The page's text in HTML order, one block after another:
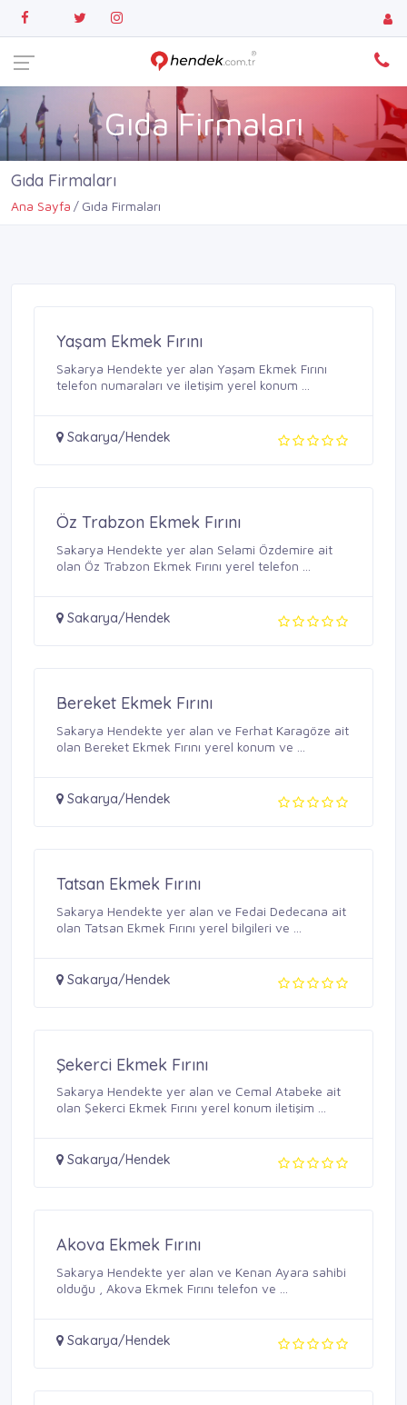
Gıda Firmaları
Gıda Firmaları
Ana Sayfa Gıda Firmaları
Yaşam Ekmek Fırını
Sakarya Hendekte yer alan Yaşam Ekmek Fırını
telefon numaraları ve iletişim yerel konum ...
Sakarya/Hendek
Öz Trabzon Ekmek Fırını
Sakarya Hendekte yer alan Selami Özdemire ait
olan Öz Trabzon Ekmek Fırını yerel telefon ...
Sakarya/Hendek
Bereket Ekmek Fırını
Sakarya Hendekte yer alan ve Ferhat Karagöze ait
olan Bereket Ekmek Fırını yerel konum ve ...
Sakarya/Hendek
Tatsan Ekmek Fırını
Sakarya Hendekte yer alan ve Fedai Dedecana ait
olan Tatsan Ekmek Fırını yerel bilgileri ve ...
Sakarya/Hendek
Şekerci Ekmek Fırını
Sakarya Hendekte yer alan ve Cemal Atabeke ait
olan Şekerci Ekmek Fırını yerel konum iletişim ...
Sakarya/Hendek
Akova Ekmek Fırını
Sakarya Hendekte yer alan ve Kenan Ayara sahibi
olduğu , Akova Ekmek Fırını telefon ve ...
Sakarya/Hendek